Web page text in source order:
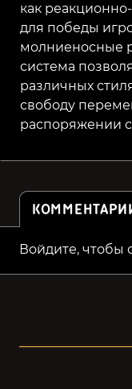
как
для победы
молниеносные
система
различных
свободу
распоряжении
Войдите, чтобы